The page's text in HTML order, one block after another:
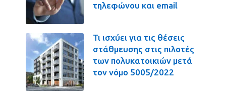
τηλεφώνου και email
Τι ισχύει για τις θέσεις
στάθμευσης στις πιλοτές
των πολυκατοικιών μετά
τον νόμο 5005/2022